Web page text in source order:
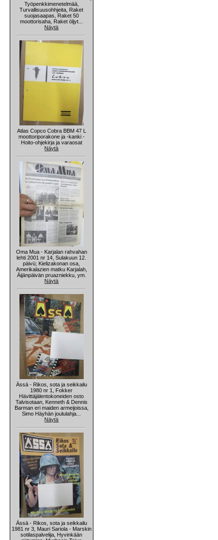
Työpenkkimenetelmää,
Turvallisuusohhjeita, Raket
suojasaapas, Raket 50
moottorisaha, Raket öljyt...
Näytä
Atlas Copco Cobra BBM 47 L
moottoriporakone ja -kanki -
Hoito-ohjekirja ja varaosat
Näytä
Oma Mua - Karjalan rahvahan
lehti 2001 nr 14, Sulakuun 12.
päivü; Kielizakonan osa,
Amerikalazien matku Karjalah,
Äijänpäivän pruazniekku, ym.
Näytä
Ässä - Rikos, sota ja seikkailu
1980 nr 1, Fokker
Hävittäjälentokoneiden osto
Talvisotaan, Kenneth & Dennis
Barman eri maiden armeijoissa,
Simo Häyhän joululahja...
Näytä
Ässä - Rikos, sota ja seikkailu
1981 nr 3, Mauri Sariola - Marskin
sotilaspalvelija, Hyvinkään